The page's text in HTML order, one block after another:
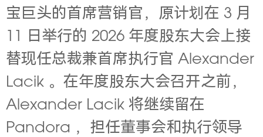
宝巨头的首席营销官，原计划在 3 月
11 日举行的 2026 年度股东大会上接
替现任总裁兼首席执行官 Alexander
Lacik 。在年度股东大会召开之前，
Alexander Lacik 将继续留在
Pandora ，担任董事会和执行领导